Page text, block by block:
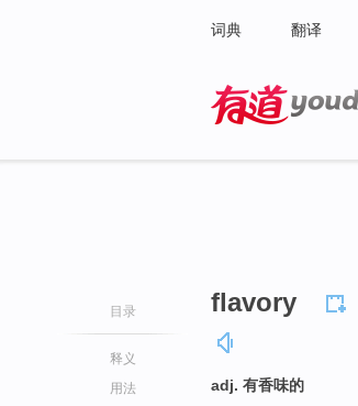
词典 翻译
目录
释义
用法
flavory
adj. 有香味的